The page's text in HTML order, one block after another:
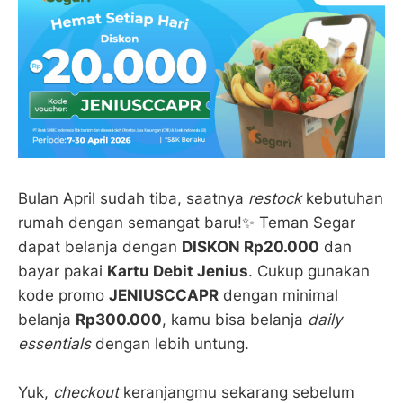
Bulan April sudah tiba, saatnya restock kebutuhan
rumah dengan semangat baru!✨ Teman Segar
dapat belanja dengan DISKON Rp20.000 dan
bayar pakai Kartu Debit Jenius. Cukup gunakan
kode promo JENIUSCCAPR dengan minimal
belanja Rp300.000, kamu bisa belanja daily
essentialsdengan lebih untung.
Yuk, checkoutkeranjangmu sekarang sebelum